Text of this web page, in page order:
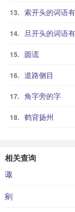
索开头的词语
旦开头的词语
圆谎
道路侧目
角字旁的字
鹤背扬州
相关查询
诹
剜